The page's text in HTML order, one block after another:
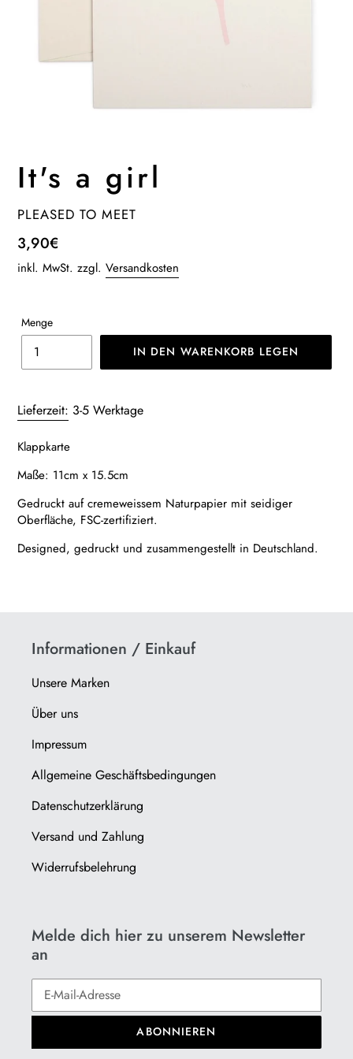
It's a girl
VERKÄUFER
PLEASED TO MEET
Normaler
Preis
3,90€
inkl. MwSt. zzgl. Versandkosten
Menge
IN DEN WARENKORB LEGEN
wird
zum
Warenkorb
hinzugefügt
Lieferzeit: 3-5 Werktage
Klappkarte
Maße: 11cm x 15.5cm
Gedruckt auf cremeweissem Naturpapier mit seidiger
Oberfläche, FSC-zertifiziert.
Designed, gedruckt und zusammengestellt in Deutschland.
Informationen / Einkauf
Unsere Marken
Über uns
Impressum
Allgemeine Geschäftsbedingungen
Datenschutzerklärung
Versand und Zahlung
Widerrufsbelehrung
Melde dich hier zu unserem Newsletter
an
ABONNIEREN